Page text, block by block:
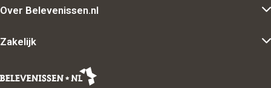
Over Belevenissen.nl
Zakelijk